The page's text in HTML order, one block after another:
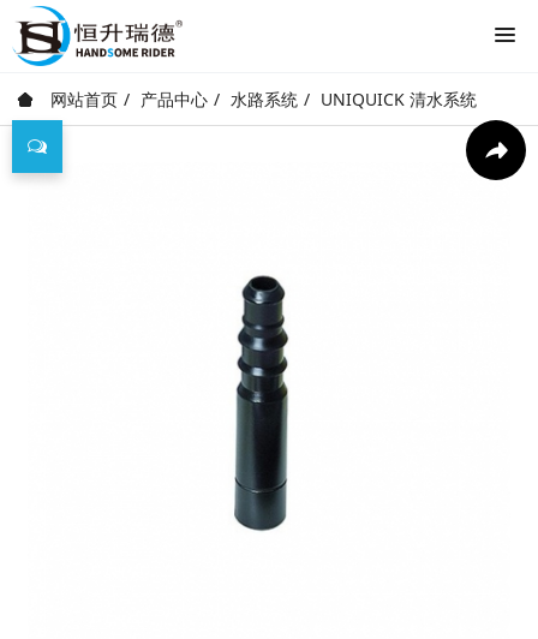
网站首页 产品中心 水路系统 UNIQUICK 清水系统